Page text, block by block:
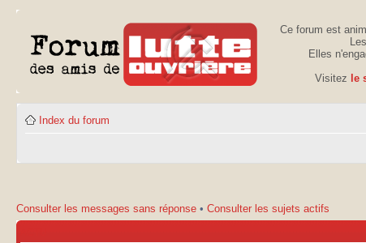
Ce forum est
Elles
Visitez le
Index du forum
Consulter les messages sans réponse • Consulter les sujets actifs